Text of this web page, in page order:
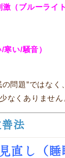
（ブルーライト
い/騒音）
問題”ではなく
なくありません
法
直し（睡